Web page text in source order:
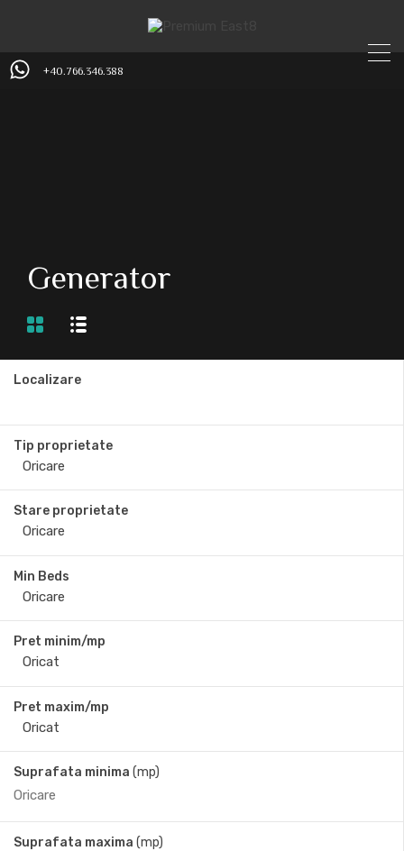
+40.766.346.388
Generator
Localizare
Tip proprietate
Stare proprietate
Min Beds
Pret minim/mp
Pret maxim/mp
Suprafata minima (mp)
Suprafata maxima (mp)